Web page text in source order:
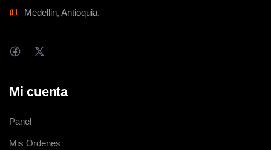
Medellin, Antioquia.
Mi cuenta
Panel
Mis Ordenes